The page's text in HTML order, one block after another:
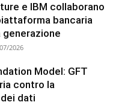
e IBM collaborano
bancaria
generazione
2026
Model: GFT
contro la
dati